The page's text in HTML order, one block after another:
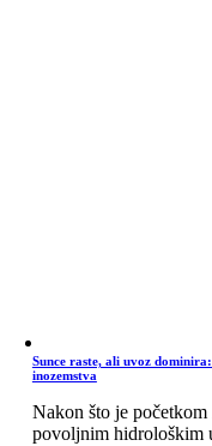
Sunce raste, ali uvoz
inozemstva
Nakon što je
povoljnim hidrološkim